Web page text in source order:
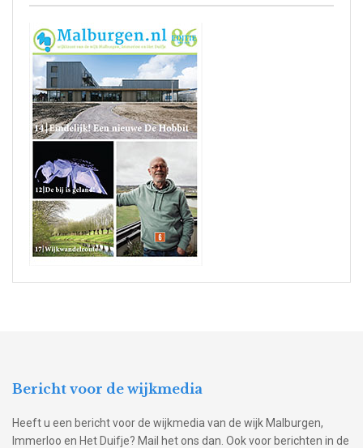
Bericht voor de wijkmedia
Heeft u een bericht voor de wijkmedia van de wijk Malburgen,
Immerloo en Het Duifje? Mail het ons dan. Ook voor berichten in de